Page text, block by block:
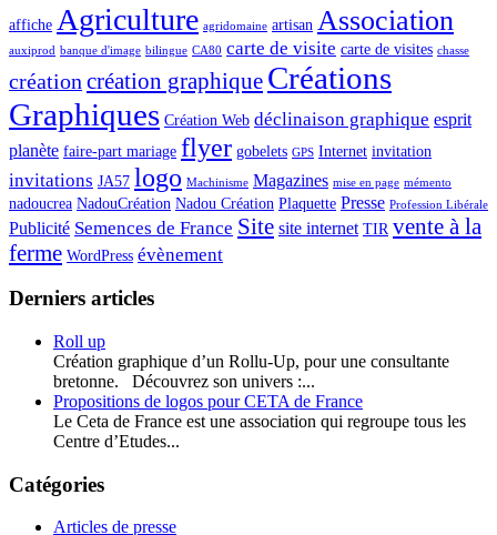
affiche Agriculture agridomaine artisan Association
auxiprod banque d'image bilingue CA80 carte de visite carte de visites chasse
création création graphique Créations
Graphiques Création Web déclinaison graphique esprit
planète faire-part mariage flyer gobelets GPS Internet invitation
invitations JA57 logo Machinisme Magazines mise en page mémento
nadoucrea NadouCréation Nadou Création Plaquette Presse Profession Libérale
Publicité Semences de France Site site internet TIR vente à la
ferme WordPress évènement
Derniers articles
Roll up
Création graphique d’un Rollu-Up, pour une consultante
bretonne. Découvrez son univers :...
Propositions de logos pour CETA de France
Le Ceta de France est une association qui regroupe tous les
Centre d’Etudes...
Catégories
Articles de presse